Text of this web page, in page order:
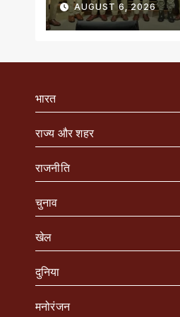
सम्मानित
AUGUST 6, 2026
भारत
राज्य और शहर
राजनीति
चुनाव
खेल
दुनिया
मनोरंजन